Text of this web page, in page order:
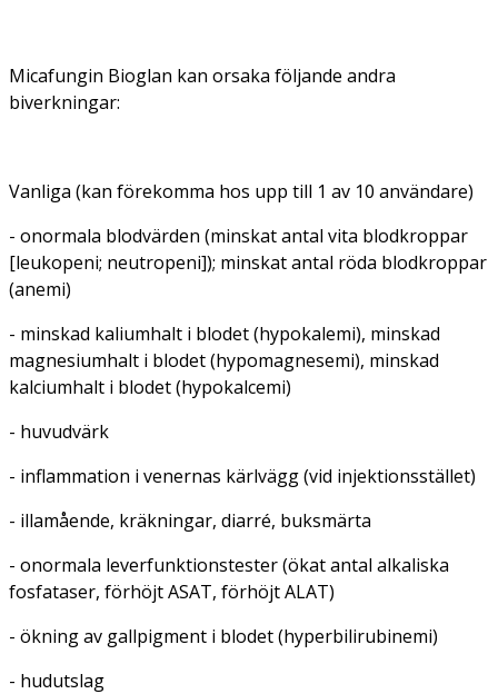
Micafungin Bioglan kan orsaka följande andra
biverkningar:
Vanliga (kan förekomma hos upp till 1 av 10 användare)
- onormala blodvärden (minskat antal vita blodkroppar
[leukopeni; neutropeni]); minskat antal röda blodkroppar
(anemi)
- minskad kaliumhalt i blodet (hypokalemi), minskad
magnesiumhalt i blodet (hypomagnesemi), minskad
kalciumhalt i blodet (hypokalcemi)
- huvudvärk
- inflammation i venernas kärlvägg (vid injektionsstället)
- illamående, kräkningar, diarré, buksmärta
- onormala leverfunktionstester (ökat antal alkaliska
fosfataser, förhöjt ASAT, förhöjt ALAT)
- ökning av gallpigment i blodet (hyperbilirubinemi)
- hudutslag